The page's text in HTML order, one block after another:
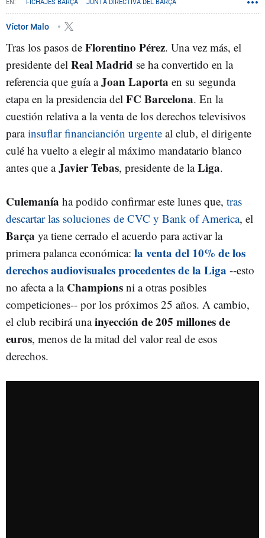
FICHAJES BARÇA JUNTA DIRECTIVA DEL BARÇA
Víctor Malo
Tras los pasos de Florentino Pérez. Una vez más, el
presidente del Real Madrid se ha convertido en la
referencia que guía aJoan Laporta en su segunda
etapa en la presidencia del FC Barcelona. En la
cuestión relativa a la venta de los derechos televisivos
parainsuflar financianción urgente al club, el dirigente
culé ha vuelto a elegir al máximo mandatario blanco
antes que aJavier Tebas, presidente de laLiga.
Culemanía ha podido confirmar este lunes que, tras
descartar las soluciones de CVC y Bank of America, el
Barça ya tiene cerrado el acuerdo para activar la
primera palanca económica: la venta del 10% de los
derechos audiovisuales procedentes de la Liga --esto
no afecta a la Champions ni a otras posibles
competiciones-- por los próximos 25 años. A cambio,
el club recibirá unainyección de 205 millones de
euros, menos de la mitad del valor real de esos
derechos.